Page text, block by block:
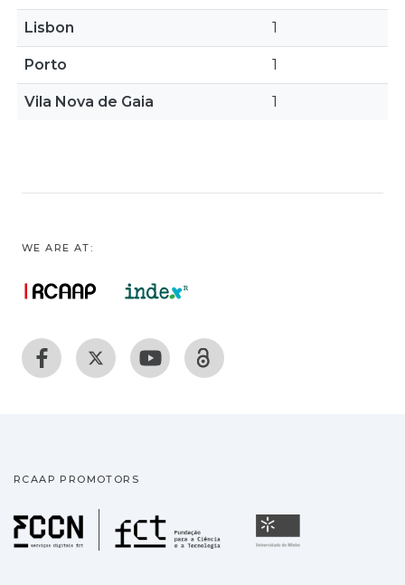
Lisbon 1
Porto 1
Vila Nova de Gaia 1
WE ARE AT:
RCAAP PROMOTORS
Fundação para a